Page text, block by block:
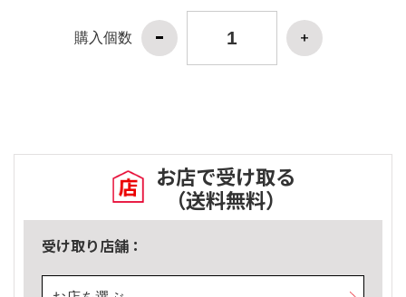
購入個数
お店で受け取る
（送料無料）
受け取り店舗：